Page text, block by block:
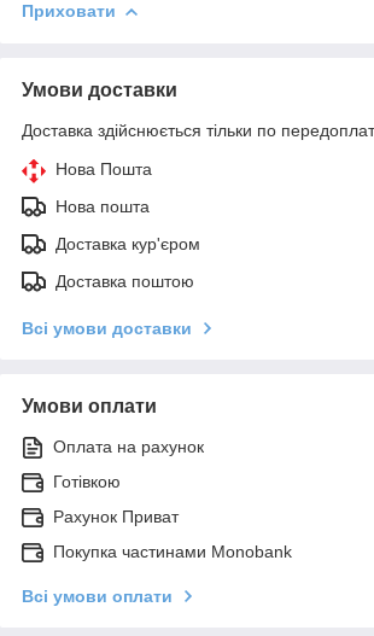
Приховати
Умови доставки
Доставка здійснюється тільки по
Нова Пошта
Нова пошта
Доставка кур'єром
Доставка поштою
Всі умови доставки
Умови оплати
Оплата на рахунок
Готівкою
Рахунок Приват
Покупка частинами Monobank
Всі умови оплати